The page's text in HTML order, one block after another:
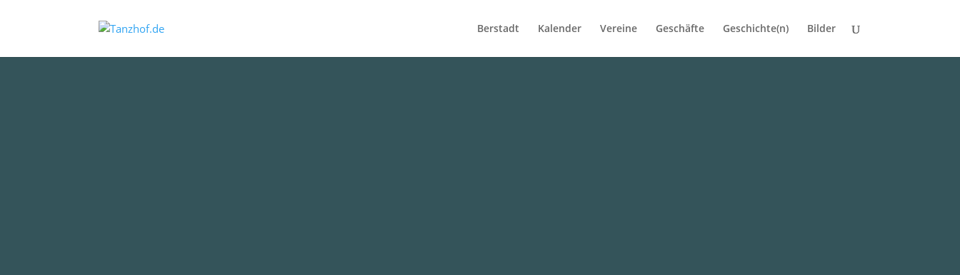
Berstadt Kalender Vereine Geschäfte Geschichte(n) Bilder